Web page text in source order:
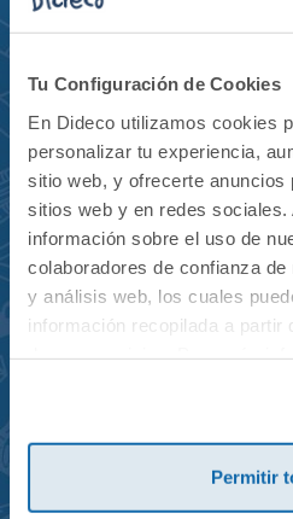
Tu Configuración de Cookies
En Dideco utilizamos cookies
personalizar tu experiencia,
sitio web, y ofrecerte anuncios
sitios web y en redes
información sobre el uso de
colaboradores de confianza
y análisis web, los cuales
información recopilada a partir
Permitir
reciclada